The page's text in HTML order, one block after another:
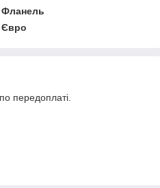
Фланель
Євро
передоплаті.